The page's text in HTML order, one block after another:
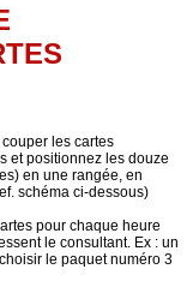
les cartes
et positionnez les douze
en une rangée, en
schéma ci-dessous)
pour chaque heure
le consultant. Ex : un
le paquet numéro 3